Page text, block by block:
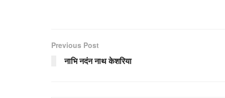
Previous Post
नाभि नदंन नाथ केशरिया